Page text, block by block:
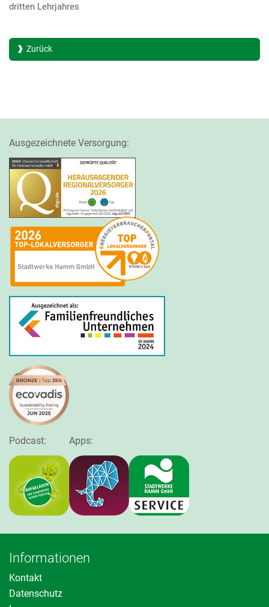
dritten Lehrjahres
Zurück
Ausgezeichnete Versorgung:
Podcast: Apps:
Informationen
Kontakt
Datenschutz